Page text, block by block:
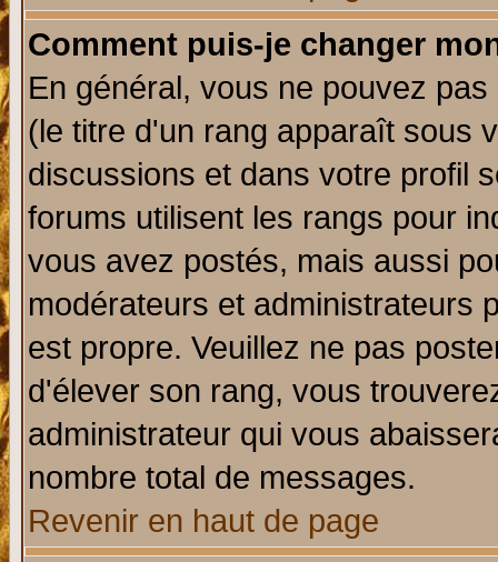
Comment puis-je changer
En général, vous ne pouvez
(le titre d'un rang apparaît sous
discussions et dans votre profil
forums utilisent les rangs pour
vous avez postés, mais aussi
modérateurs et administrateurs
est propre. Veuillez ne pas
d'élever son rang, vous
administrateur qui vous
nombre total de messages.
Revenir en haut de page